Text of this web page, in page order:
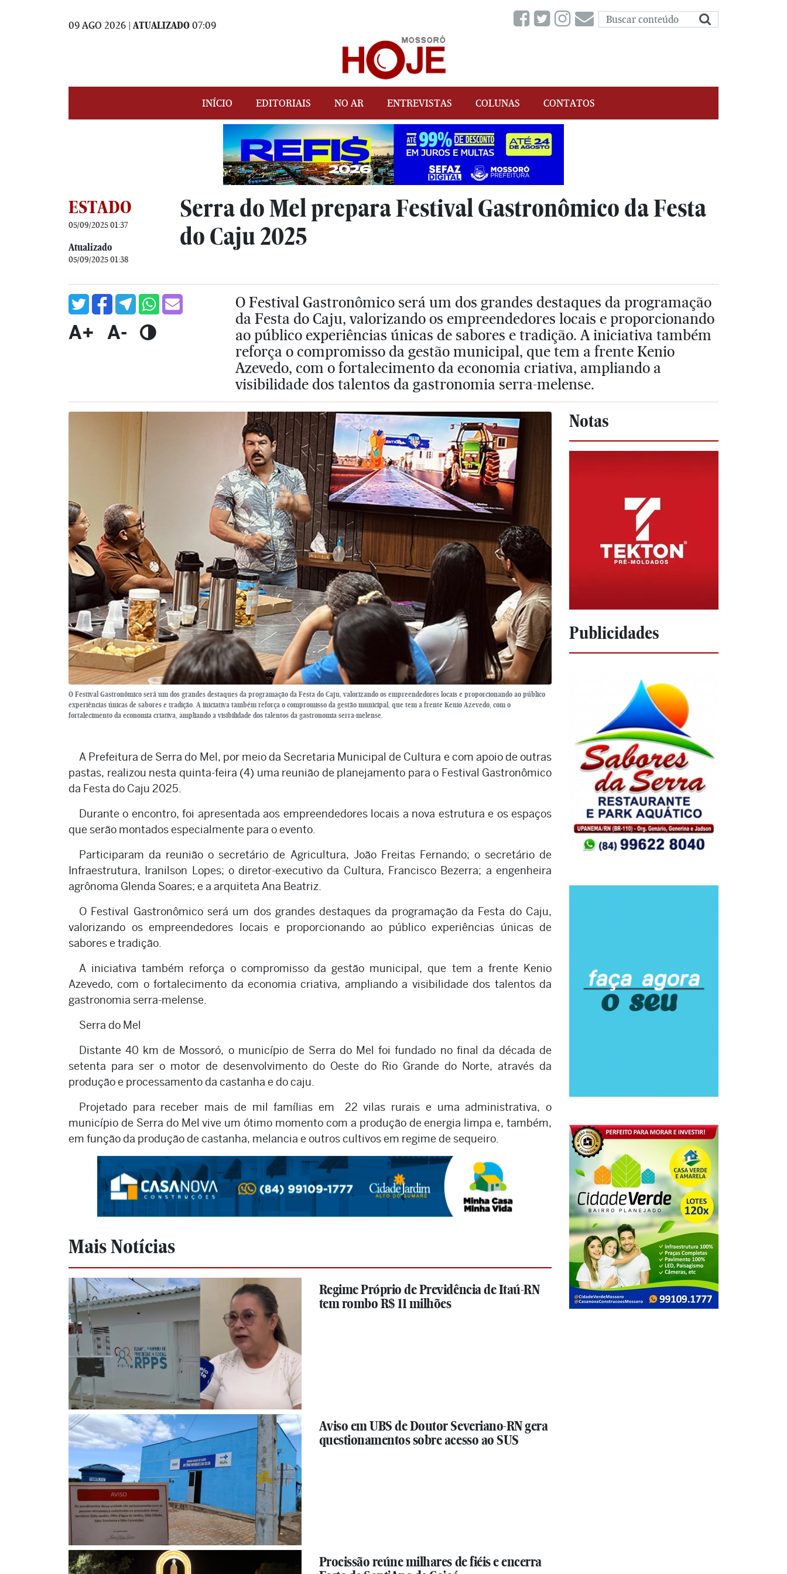
09 AGO 2026 | ATUALIZADO 07:09
INÍCIO EDITORIAIS NO AR ENTREVISTAS COLUNAS CONTATOS
ESTADO
05/09/2025 01:37
Atualizado
05/09/2025 01:38
Serra do Mel prepara Festival Gastronômico da Festa
do Caju 2025
A+ A-
O Festival Gastronômico será um dos grandes destaques da programação
da Festa do Caju, valorizando os empreendedores locais e proporcionando
ao público experiências únicas de sabores e tradição. A iniciativa também
reforça o compromisso da gestão municipal, que tem a frente Kenio
Azevedo, com o fortalecimento da economia criativa, ampliando a
visibilidade dos talentos da gastronomia serra-melense.
O Festival Gastronômico será um dos grandes destaques da programação da Festa do Caju, valorizando os empreendedores locais e proporcionando ao público
experiências únicas de sabores e tradição. A iniciativa também reforça o compromisso da gestão municipal, que tem a frente Kenio Azevedo, com o
fortalecimento da economia criativa, ampliando a visibilidade dos talentos da gastronomia serra-melense.
A Prefeitura de Serra do Mel, por meio da Secretaria Municipal de Cultura e com apoio de outras
pastas, realizou nesta quinta-feira (4) uma reunião de planejamento para o Festival Gastronômico
da Festa do Caju 2025.
Durante o encontro, foi apresentada aos empreendedores locais a nova estrutura e os espaços
que serão montados especialmente para o evento.
Participaram da reunião o secretário de Agricultura, João Freitas Fernando; o secretário de
Infraestrutura, Iranilson Lopes; o diretor-executivo da Cultura, Francisco Bezerra; a engenheira
agrônoma Glenda Soares; e a arquiteta Ana Beatriz.
O Festival Gastronômico será um dos grandes destaques da programação da Festa do Caju,
valorizando os empreendedores locais e proporcionando ao público experiências únicas de
sabores e tradição.
A iniciativa também reforça o compromisso da gestão municipal, que tem a frente Kenio
Azevedo, com o fortalecimento da economia criativa, ampliando a visibilidade dos talentos da
gastronomia serra-melense.
Serra do Mel
Distante 40 km de Mossoró, o município de Serra do Mel foi fundado no final da década de
setenta para ser o motor de desenvolvimento do Oeste do Rio Grande do Norte, através da
produção e processamento da castanha e do caju.
Projetado para receber mais de mil famílias em 22 vilas rurais e uma administrativa, o
município de Serra do Mel vive um ótimo momento com a produção de energia limpa e, também,
em função da produção de castanha, melancia e outros cultivos em regime de sequeiro.
Mais Notícias
Regime Próprio de Previdência de Itaú-RN
tem rombo R$ 11 milhões
Aviso em UBS de Doutor Severiano-RN gera
questionamentos sobre acesso ao SUS
Procissão reúne milhares de fiéis e encerra
Notas
Publicidades